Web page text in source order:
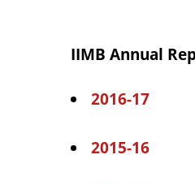
IIMB Annual
2016-17
2015-16